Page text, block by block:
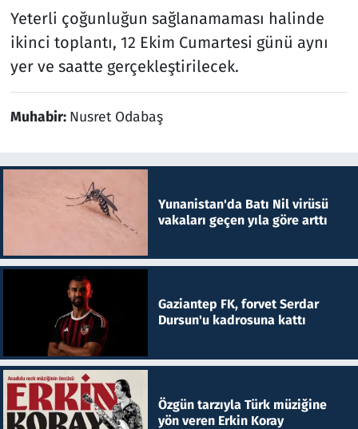
Yeterli çoğunluğun sağlanamaması halinde
ikinci toplantı, 12 Ekim Cumartesi günü aynı
yer ve saatte gerçekleştirilecek.
Muhabir: Nusret Odabaş
Yunanistan'da Batı Nil virüsü
vakaları geçen yıla göre arttı
Gaziantep FK, forvet Serdar
Dursun'u kadrosuna kattı
Özgün tarzıyla Türk müziğine
yön veren Erkin Koray